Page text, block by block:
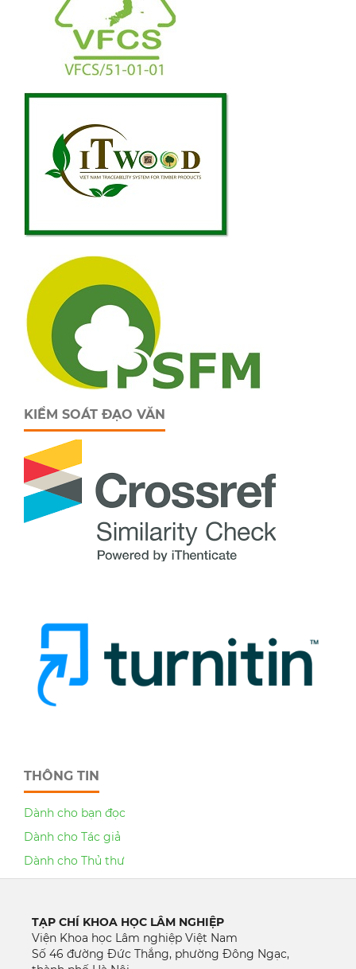
KIỂM SOÁT ĐẠO VĂN
THÔNG TIN
Dành cho bạn đọc
Dành cho Tác giả
Dành cho Thủ thư
TẠP CHÍ KHOA HỌC LÂM NGHIỆP
Viện Khoa học Lâm nghiệp Việt Nam
Số 46 đường Đức Thắng, phường Đông Ngạc,